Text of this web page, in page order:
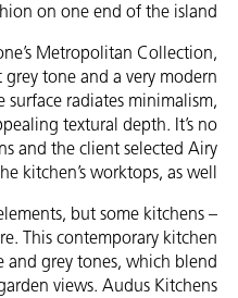
on one end of the island.
Metropolitan Collection,
tone and a very modern
surface radiates minimalism,
textural depth. It’s no
and the client selected Airy
kitchen’s worktops, as well.
but some kitchens –
This contemporary kitchen
grey tones, which blend
views. Audus Kitchens